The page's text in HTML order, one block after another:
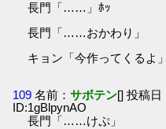
長門「……」ﾎｯ
長門「……おかわり」
キョン「今作ってくるよ」
109 名前：サボテン[] 投稿日
ID:1gBlpynAO
長門「……けぷ」